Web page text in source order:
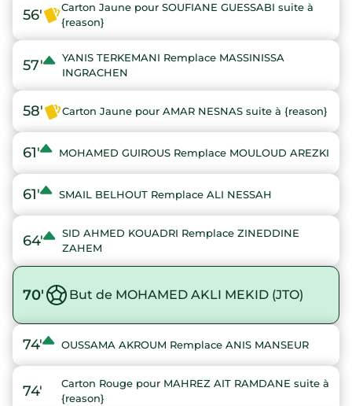
56'
Carton Jaune pour SOUFIANE GUESSABI suite à
{reason}
57'
YANIS TERKEMANI Remplace MASSINISSA
INGRACHEN
58' Carton Jaune pour AMAR NESNAS suite à {reason}
61' MOHAMED GUIROUS Remplace MOULOUD AREZKI
61' SMAIL BELHOUT Remplace ALI NESSAH
64'
SID AHMED KOUADRI Remplace ZINEDDINE
ZAHEM
70' But de MOHAMED AKLI MEKID (JTO)
74' OUSSAMA AKROUM Remplace ANIS MANSEUR
74'
Carton Rouge pour MAHREZ AIT RAMDANE suite à
{reason}